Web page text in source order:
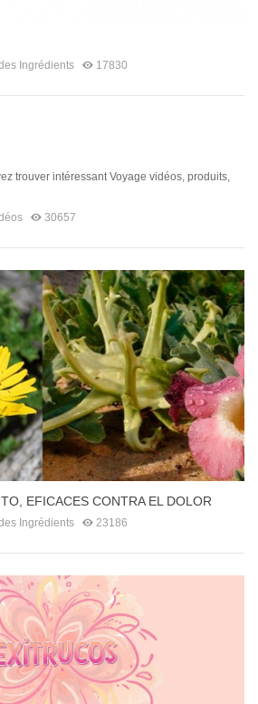
Ingrédients 17830
trouver intéressant Voyage vidéos, produits,
30657
EFICACES CONTRA EL DOLOR
Ingrédients 23186